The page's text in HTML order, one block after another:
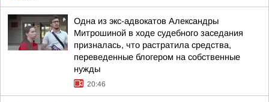
Одна из экс-адвокатов Александры
Митрошиной в ходе судебного заседания
призналась, что растратила средства,
переведенные блогером на собственные
нужды
20:46